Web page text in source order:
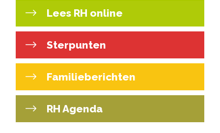
Lees RH online
Sterpunten
Familieberichten
RH Agenda